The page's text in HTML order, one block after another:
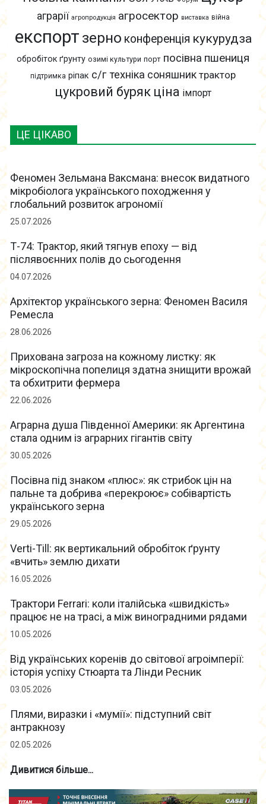
ЦЕ ЦІКАВО
Феномен Зельмана Ваксмана: внесок видатного
мікробіолога українського походження у
глобальний розвиток агрономії
25.07.2026
Т-74: Трактор, який тягнув епоху — від
післявоєнних полів до сьогодення
04.07.2026
Архітектор українського зерна: Феномен Василя
Ремесла
28.06.2026
Прихована загроза на кожному листку: як
мікроскопічна попелиця здатна знищити врожай
та обхитрити фермера
22.06.2026
Аграрна душа Південної Америки: як Аргентина
стала одним із аграрних гігантів світу
30.05.2026
Посівна під знаком «плюс»: як стрибок цін на
пальне та добрива «перекроює» собівартість
українського зерна
29.05.2026
Verti-Till: як вертикальний обробіток ґрунту
«вчить» землю дихати
16.05.2026
Трактори Ferrari: коли італійська «швидкість»
працює не на трасі, а між виноградними рядами
10.05.2026
Від українських коренів до світової агроімперії:
історія успіху Стюарта та Лінди Ресник
03.05.2026
Плями, виразки і «мумії»: підступний світ
антракнозу
02.05.2026
Дивитися більше...
аграрії агропродукція агросектор виставка війна
експорт зерно конференція кукурудза
обробіток ґрунту озимі культури порт посівна пшениця
підтримка ріпак с/г техніка соняшник трактор
цукровий буряк ціна імпорт